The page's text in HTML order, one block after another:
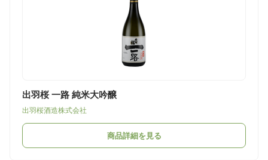
出羽桜 一路 純米大吟醸
出羽桜酒造株式会社
商品詳細を見る